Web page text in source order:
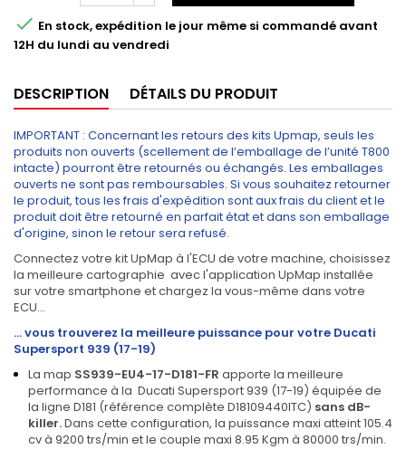
 En stock, expédition le jour même si commandé avant
12H du lundi au vendredi
DESCRIPTION DÉTAILS DU PRODUIT
IMPORTANT : Concernant les retours des kits Upmap, seuls les
produits non ouverts (scellement de l’emballage de l’unité T800
intacte) pourront être retournés ou échangés. Les emballages
ouverts ne sont pas remboursables. Si vous souhaitez retourner
le produit, tous les frais d'expédition sont aux frais du client et le
produit doit être retourné en parfait état et dans son emballage
d'origine, sinon le retour sera refusé.
Connectez votre kit UpMap à l'ECU de votre machine, choisissez
la meilleure cartographie avec l'application UpMap installée
sur votre smartphone et chargez la vous-même dans votre
ECU...
... vous trouverez la meilleure puissance pour votre Ducati
Supersport 939 (17-19)
La map SS939-EU4-17-D181-FR apporte la meilleure
performance à la Ducati Supersport 939 (17-19) équipée de
la ligne D181 (référence complète D18109440ITC) sans dB-
killer.Dans cette configuration, la puissance maxi atteint 105.4
cv à 9200 trs/min et le couple maxi 8.95 Kgm à 80000 trs/min.